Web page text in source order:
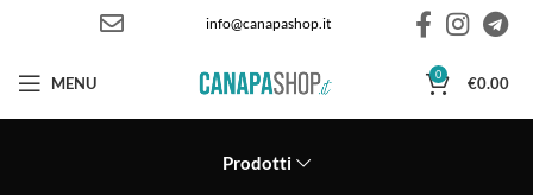
info@canapashop.it
MENU 0 €0.00
Prodotti